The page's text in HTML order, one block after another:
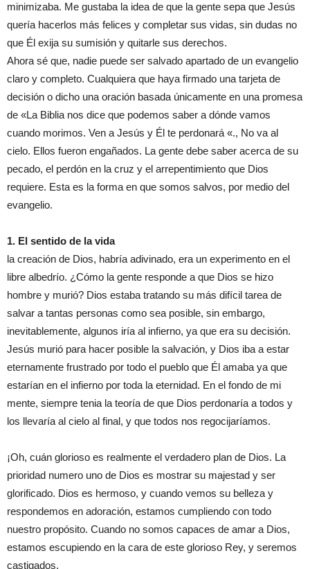
minimizaba. Me gustaba la idea de que la gente sepa que Jesús
quería hacerlos más felices y completar sus vidas, sin dudas no
que Él exija su sumisión y quitarle sus derechos.
Ahora sé que, nadie puede ser salvado apartado de un evangelio
claro y completo. Cualquiera que haya firmado una tarjeta de
decisión o dicho una oración basada únicamente en una promesa
de «La Biblia nos dice que podemos saber a dónde vamos
cuando morimos. Ven a Jesús y Él te perdonará «., No va al
cielo. Ellos fueron engañados. La gente debe saber acerca de su
pecado, el perdón en la cruz y el arrepentimiento que Dios
requiere. Esta es la forma en que somos salvos, por medio del
evangelio.
1. El sentido de la vida
la creación de Dios, habría adivinado, era un experimento en el
libre albedrío. ¿Cómo la gente responde a que Dios se hizo
hombre y murió? Dios estaba tratando su más difícil tarea de
salvar a tantas personas como sea posible, sin embargo,
inevitablemente, algunos iría al infierno, ya que era su decisión.
Jesús murió para hacer posible la salvación, y Dios iba a estar
eternamente frustrado por todo el pueblo que Él amaba ya que
estarían en el infierno por toda la eternidad. En el fondo de mi
mente, siempre tenia la teoría de que Dios perdonaría a todos y
los llevaría al cielo al final, y que todos nos regocijaríamos.
¡Oh, cuán glorioso es realmente el verdadero plan de Dios. La
prioridad numero uno de Dios es mostrar su majestad y ser
glorificado. Dios es hermoso, y cuando vemos su belleza y
respondemos en adoración, estamos cumpliendo con todo
nuestro propósito. Cuando no somos capaces de amar a Dios,
estamos escupiendo en la cara de este glorioso Rey, y seremos
castigados.